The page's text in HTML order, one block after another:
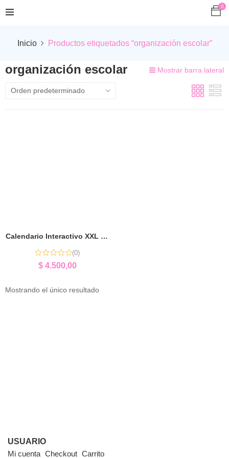
0
Inicio Productos etiquetados “organización escolar”
organización escolar Mostrar barra lateral
Calendario Interactivo XXL | Herramienta Pedagógica para Aula
(0)
$4.500,00
Mostrando el único resultado
USUARIO
Mi cuenta Checkout Carrito